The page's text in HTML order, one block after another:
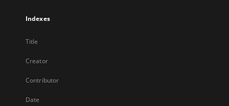
Indexes
Title
Creator
Contributor
Date